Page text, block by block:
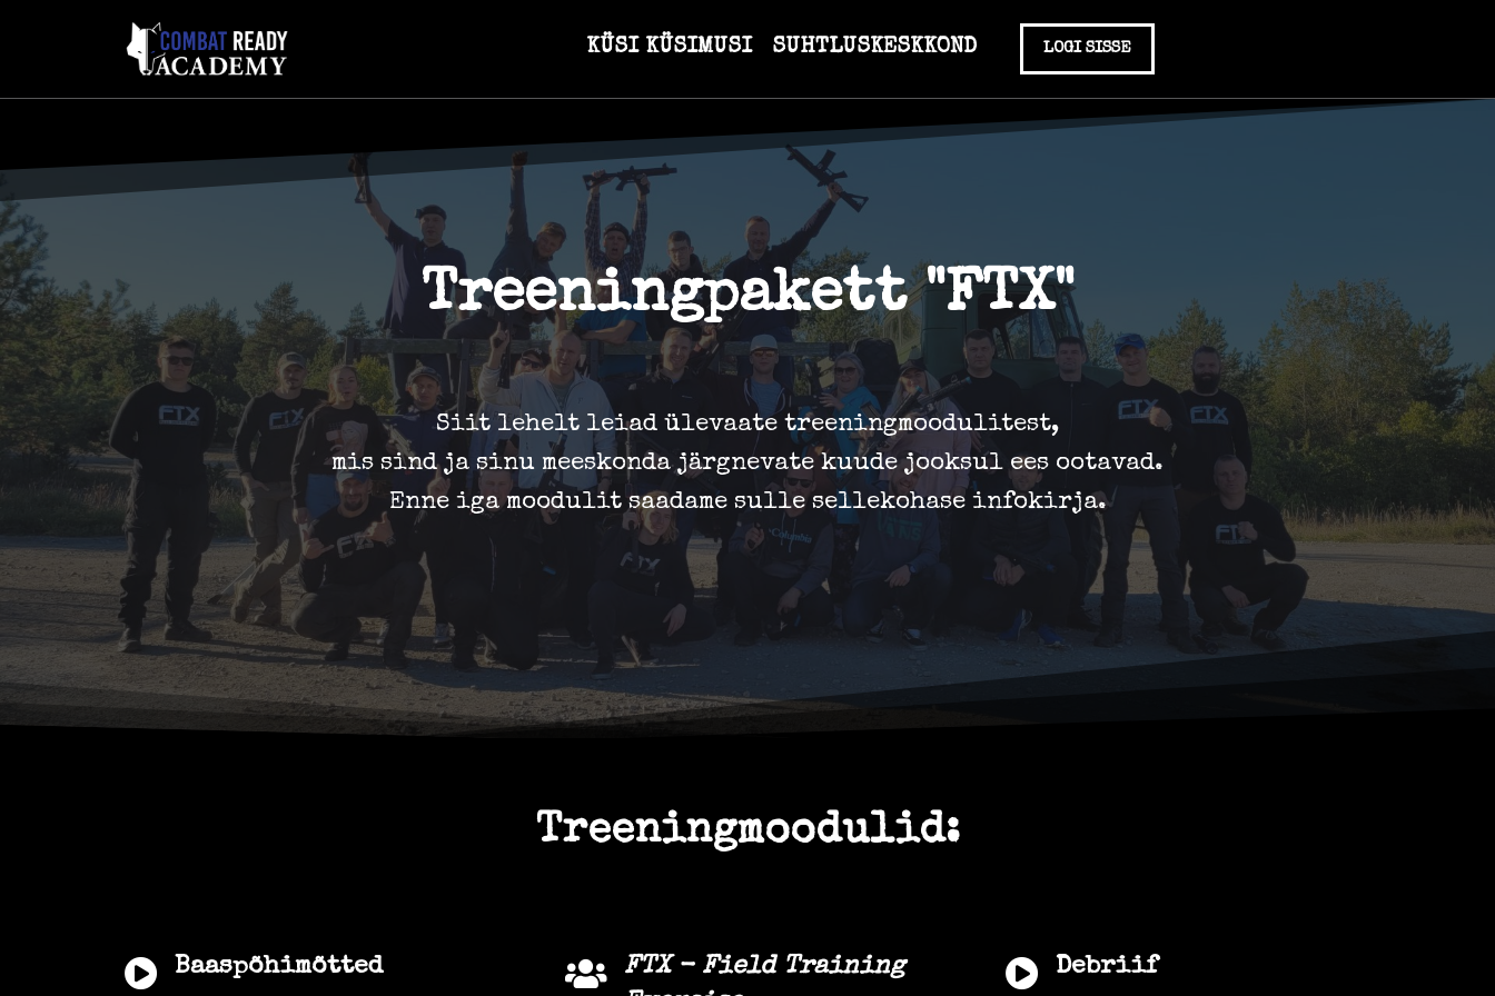
KÜSI KÜSIMUSI SUHTLUSKESKKOND LOGI SISSE
Treeningpakett "FTX"
Siit lehelt leiad ülevaate treeningmoodulitest,
mis sind ja sinu meeskonda järgnevate kuude jooksul ees ootavad.
Enne iga moodulit saadame sulle sellekohase infokirja.
Treeningmoodulid:
Baaspõhimõtted
FTX - Field Training
Debriif